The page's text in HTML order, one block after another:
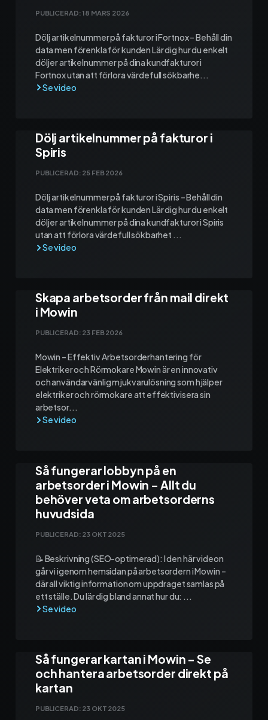
Husarbete
Checklistor
Kalender
Dokument
Signatur
Kontakt och support
E-post:info@mowin.se
Kundservice
Ladda ner vår app
PUBLICERAD:18 MARS 2026
Dölj artikelnummer på fakturor i Fortnox – Behåll din
data men förenkla för kunden Lär dig hur du enkelt
döljer artikelnummer på dina kundfakturor i
Fortnox utan att förlora värdefull sökbarhe...
Dölj artikelnummer på fakturor i
Spiris
PUBLICERAD: 25 FEB 2026
Dölj artikelnummer på fakturor i Spiris – Behåll din
data men förenkla för kunden Lär dig hur du enkelt
döljer artikelnummer på dina kundfakturor i Spiris
utan att förlora värdefull sökbarhet ...
Skapa arbetsorder från mail direkt
i Mowin
PUBLICERAD: 23 FEB 2026
Mowin – Effektiv Arbetsorderhantering för
Elektriker och Rörmokare Mowin är en innovativ
och användarvänlig mjukvarulösning som hjälper
elektriker och rörmokare att effektivisera sin
arbetsor...
Så fungerar lobbyn på en
arbetsorder i Mowin – Allt du
behöver veta om arbetsorderns
huvudsida
PUBLICERAD: 23 OKT 2025
📝 Beskrivning (SEO-optimerad): I den här videon
går vi igenom hemsidan på arbetsordern i Mowin –
där all viktig information om uppdraget samlas på
ett ställe. Du lär dig bland annat hur du: ...
Så fungerar kartan i Mowin – Se
och hantera arbetsorder direkt på
kartan
PUBLICERAD: 23 OKT 2025